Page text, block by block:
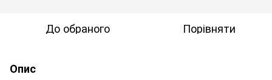
До обраного Порівняти
Опис